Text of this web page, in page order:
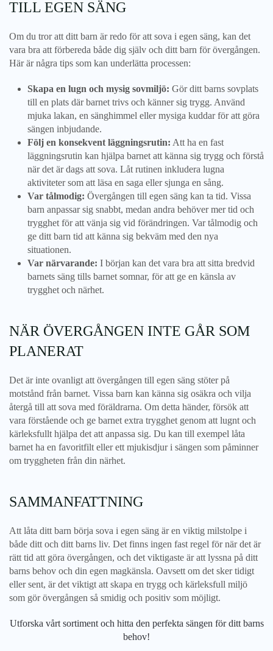
TILL EGEN SÄNG
Om du tror att ditt barn är redo för att sova i egen säng, kan det
vara bra att förbereda både dig själv och ditt barn för övergången.
Här är några tips som kan underlätta processen:
Skapa en lugn och mysig sovmiljö: Gör ditt barns sovplats
till en plats där barnet trivs och känner sig trygg. Använd
mjuka lakan, en sänghimmel eller mysiga kuddar för att göra
sängen inbjudande.
Följ en konsekvent läggningsrutin: Att ha en fast
läggningsrutin kan hjälpa barnet att känna sig trygg och förstå
när det är dags att sova. Låt rutinen inkludera lugna
aktiviteter som att läsa en saga eller sjunga en sång.
Var tålmodig: Övergången till egen säng kan ta tid. Vissa
barn anpassar sig snabbt, medan andra behöver mer tid och
trygghet för att vänja sig vid förändringen. Var tålmodig och
ge ditt barn tid att känna sig bekväm med den nya
situationen.
Var närvarande: I början kan det vara bra att sitta bredvid
barnets säng tills barnet somnar, för att ge en känsla av
trygghet och närhet.
NÄR ÖVERGÅNGEN INTE GÅR SOM
PLANERAT
Det är inte ovanligt att övergången till egen säng stöter på
motstånd från barnet. Vissa barn kan känna sig osäkra och vilja
återgå till att sova med föräldrarna. Om detta händer, försök att
vara förstående och ge barnet extra trygghet genom att lugnt och
kärleksfullt hjälpa det att anpassa sig. Du kan till exempel låta
barnet ha en favoritfilt eller ett mjukisdjur i sängen som påminner
om tryggheten från din närhet.
SAMMANFATTNING
Att låta ditt barn börja sova i egen säng är en viktig milstolpe i
både ditt och ditt barns liv. Det finns ingen fast regel för när det är
rätt tid att göra övergången, och det viktigaste är att lyssna på ditt
barns behov och din egen magkänsla. Oavsett om det sker tidigt
eller sent, är det viktigt att skapa en trygg och kärleksfull miljö
som gör övergången så smidig och positiv som möjligt.
Utforska vårt sortiment och hitta den perfekta sängen för ditt barns
behov!